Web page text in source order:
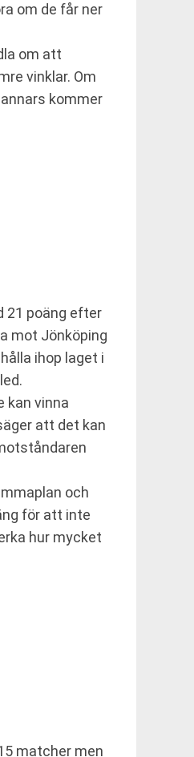
om de får ner
om att
vinklar. Om
kommer
21 poäng efter
mot Jönköping
ihop laget i
kan vinna
att det kan
och
för att inte
hur mycket
matcher men